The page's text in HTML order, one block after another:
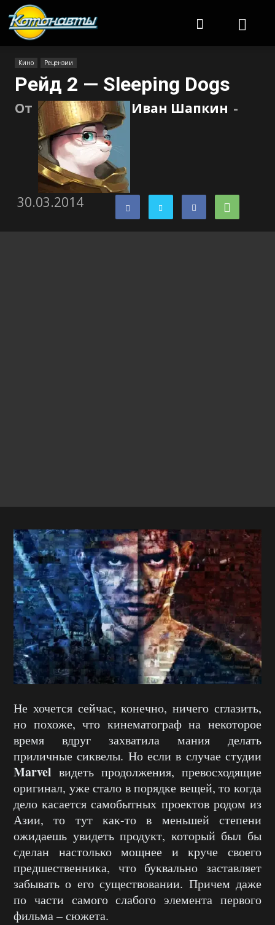
Кино Рецензии
Рейд 2 — Sleeping Dogs
От Иван Шапкин -
30.03.2014
Не хочется сейчас, конечно, ничего сглазить,
но похоже, что кинематограф на некоторое
время вдруг захватила мания делать
приличные сиквелы. Но если в случае студии
Marvel видеть продолжения, превосходящие
оригинал, уже стало в порядке вещей, то когда
дело касается самобытных проектов родом из
Азии, то тут как-то в меньшей степени
ожидаешь увидеть продукт, который был бы
сделан настолько мощнее и круче своего
предшественника, что буквально заставляет
забывать о его существовании. Причем даже
по части самого слабого элемента первого
фильма – сюжета.